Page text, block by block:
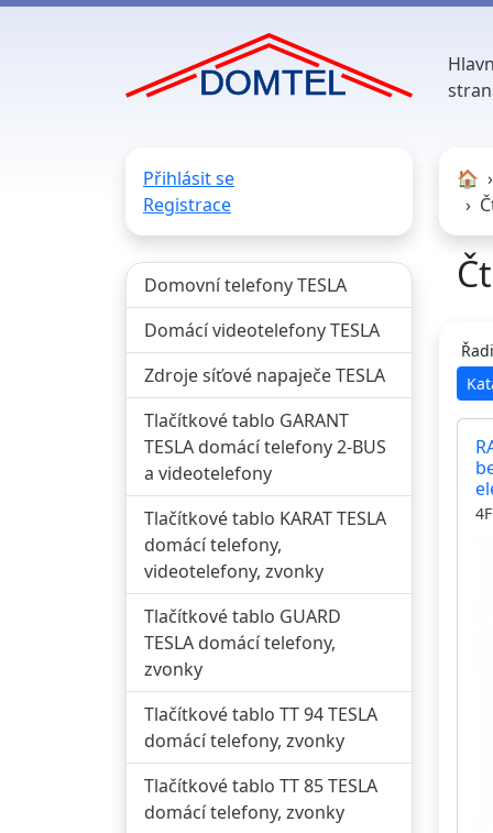
Přihlásit se
Registrace
Domovní telefony TESLA
Domácí videotelefony TESLA
Zdroje síťové napaječe TESLA
Tlačítkové tablo GARANT
TESLA domácí telefony 2-BUS
a videotelefony
Tlačítkové tablo KARAT TESLA
domácí telefony,
videotelefony, zvonky
Tlačítkové tablo GUARD
TESLA domácí telefony,
zvonky
Tlačítkové tablo TT 94 TESLA
domácí telefony, zvonky
Tlačítkové tablo TT 85 TESLA
domácí telefony, zvonky
🏠︎